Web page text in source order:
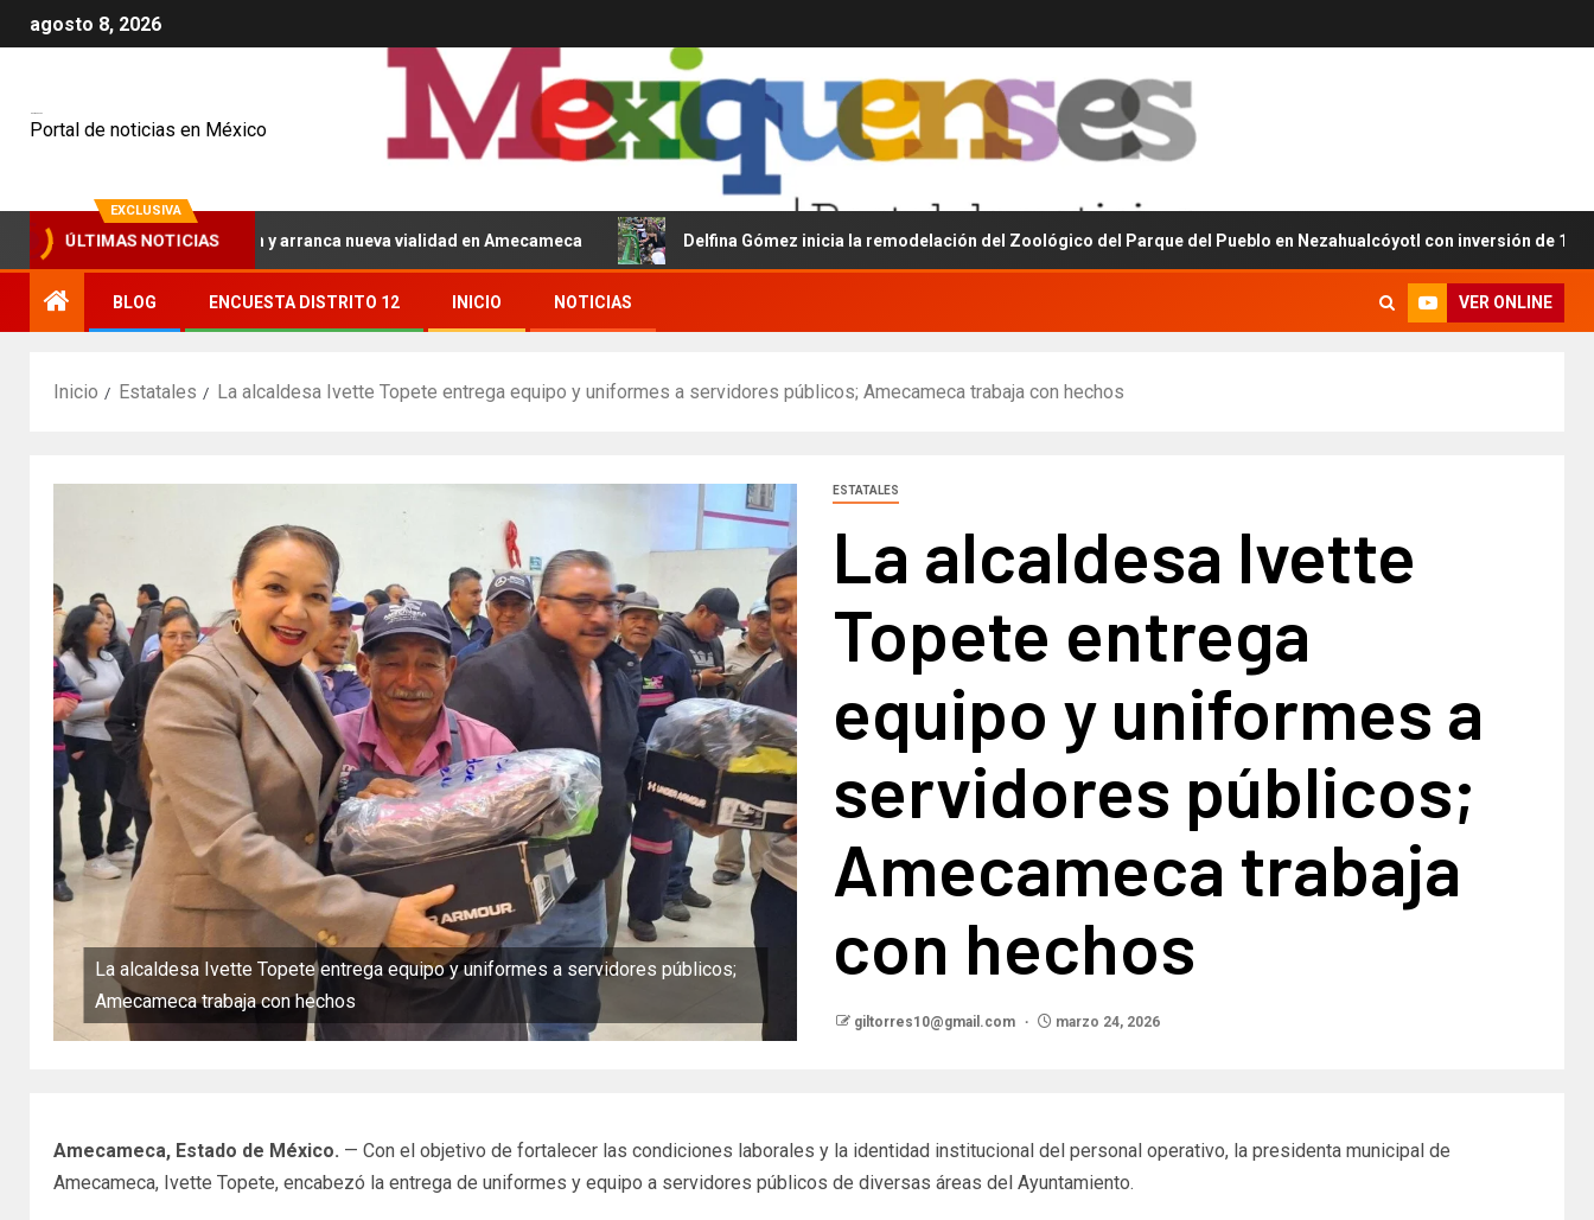
agosto 8, 2026
Portal de noticias en México
EXCLUSIVA
ÚLTIMAS NOTICIAS
pavimentación y arranca nueva vialidad en Amecameca Delfina Gómez inicia la remodelación del Zoológico del Parque del Pueblo en Nezahualcóyotl con inversión de 160 millones
BLOG ENCUESTA DISTRITO 12 INICIO NOTICIAS VER ONLINE
Inicio Estatales La alcaldesa Ivette Topete entrega equipo y uniformes a servidores públicos; Amecameca trabaja con hechos
La alcaldesa Ivette Topete entrega equipo y uniformes a servidores públicos;
Amecameca trabaja con hechos
ESTATALES
La alcaldesa Ivette
Topete entrega
equipo y uniformes a
servidores públicos;
Amecameca trabaja
con hechos
giltorres10@gmail.com marzo 24, 2026
Amecameca, Estado de México. — Con el objetivo de fortalecer las condiciones laborales y la identidad institucional del personal operativo, la presidenta municipal de
Amecameca, Ivette Topete, encabezó la entrega de uniformes y equipo a servidores públicos de diversas áreas del Ayuntamiento.